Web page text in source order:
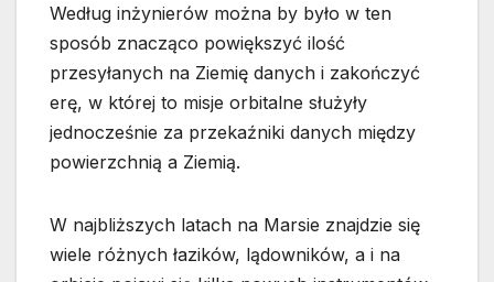
Według inżynierów można by było w ten
sposób znacząco powiększyć ilość
przesyłanych na Ziemię danych i zakończyć
erę, w której to misje orbitalne służyły
jednocześnie za przekaźniki danych między
powierzchnią a Ziemią.
W najbliższych latach na Marsie znajdzie się
wiele różnych łazików, lądowników, a i na